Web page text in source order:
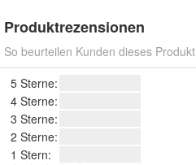
Produktrezensionen
So beurteilen Kunden dieses
5 Sterne:
4 Sterne:
3 Sterne:
2 Sterne:
1 Stern: